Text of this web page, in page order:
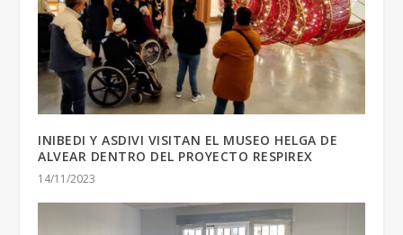
INIBEDI Y ASDIVI VISITAN EL MUSEO HELGA DE
ALVEAR DENTRO DEL PROYECTO RESPIREX
14/11/2023